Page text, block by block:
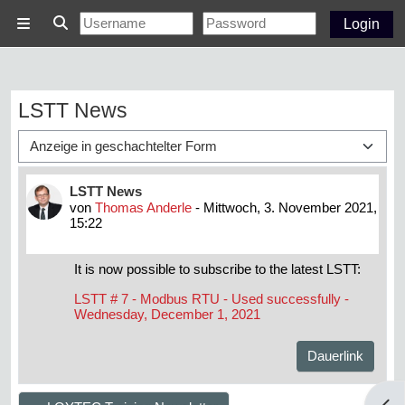
Website-Übersicht
Sucheingabe umschalten
Login
LSTT News
Anzeigemodus
LSTT News
vonThomas Anderle - Mittwoch, 3. November 2021,
15:22
Anzahl Antworten: 0
It is now possible to subscribe to the latest LSTT:
LSTT # 7 - Modbus RTU - Used successfully -
Wednesday, December 1, 2021
Dauerlink